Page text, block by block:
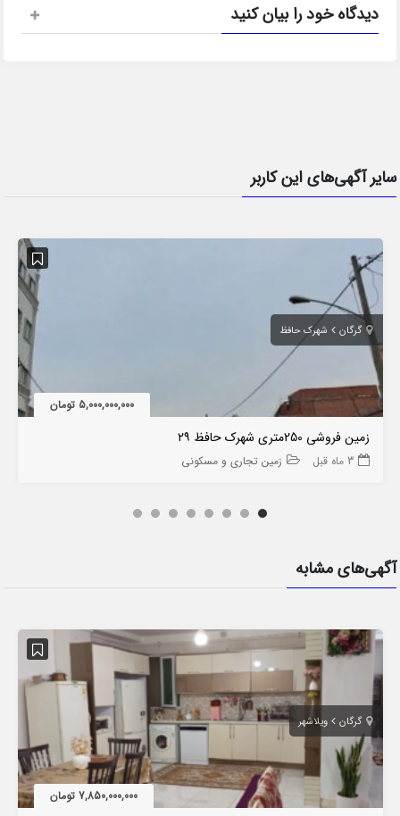
دیدگاه خود را بیان کنید
سایر آگهی‌های این کاربر
گرگان شهرک حافظ
5,000,000,000 تومان
زمین فروشی 250متری شهرک حافظ ۲۹
3 ماه قبل زمین تجاری و مسکونی
آگهی‌های مشابه
گرگان ویلاشهر
7,850,000,000 تومان